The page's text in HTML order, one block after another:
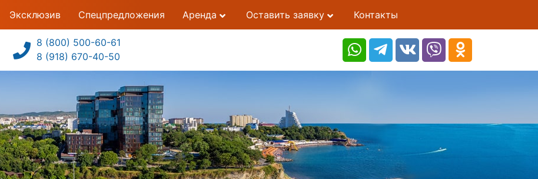
Эксклюзив Спецпредложения Аренда Оставить заявку Контакты
8 (800) 500-60-61
8 (918) 670-40-50